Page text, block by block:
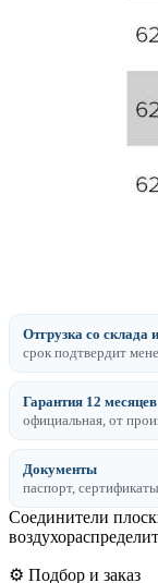
Отгрузка со склада
срок подтвердит
Гарантия 12 месяцев
официальная, от
Документы
паспорт,
Соединители
⚙️ Подбор и заказ